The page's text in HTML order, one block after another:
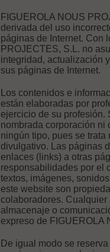
FIGUEROLA NOUS
derivada del uso
páginas de Internet. Con
PROJECTES, S.L. no
integridad, actualización
sus páginas de Internet.
Los contenidos e
están elaboradas por
ejercicio de su profesión.
nombrada corporación ni
ningún tipo, pues se
divulgativo. Las páginas
enlaces (links) a otras
responsabilidades por el
textos, imágenes,
este website son
colaboradores.
almacenaje o
expreso de FIGUEROLA
De igual modo se